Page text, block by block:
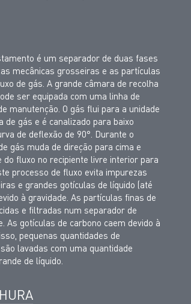
é um separador de duas fases
mecânicas grosseiras e as partículas
de gás. A grande câmara de recolha
ser equipada com uma linha de
manutenção. O gás flui para a unidade
de gás e é canalizado para baixo
de deflexão de 90°. Durante o
gás muda de direção para cima e
do fluxo no recipiente livre interior para
processo de fluxo evita impurezas
e grandes gotículas de líquido (até
à gravidade. As partículas finas de
e filtradas num separador de
As gotículas de carbono caem devido à
pequenas quantidades de
lavadas com uma quantidade
de líquido.